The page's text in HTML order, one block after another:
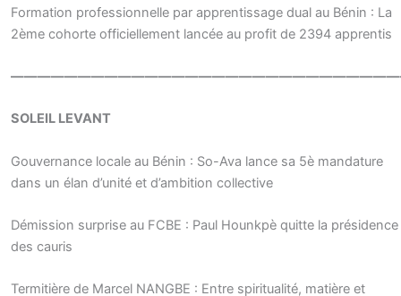
Formation professionnelle par apprentissage dual au Bénin : La
2ème cohorte officiellement lancée au profit de 2394 apprentis
SOLEIL LEVANT
Gouvernance locale au Bénin : So-Ava lance sa 5è mandature
dans un élan d’unité et d’ambition collective
Démission surprise au FCBE : Paul Hounkpè quitte la présidence
des cauris
Termitière de Marcel NANGBE : Entre spiritualité, matière et